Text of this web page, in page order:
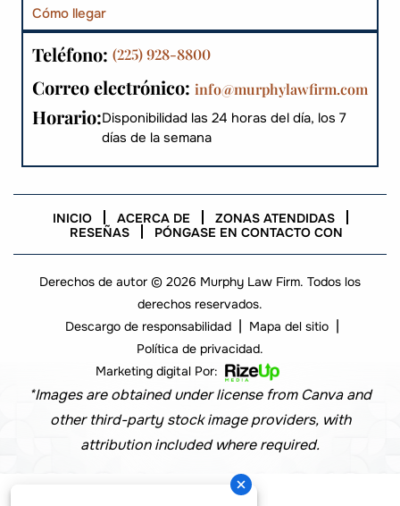
Cómo llegar
Teléfono: (225) 928-8800
Correo electrónico: info@murphylawfirm.com
Horario:Disponibilidad las 24 horas del día, los 7
días de la semana
INICIO ACERCA DE
ZONAS ATENDIDAS
RESEÑAS
PÓNGASE EN CONTACTO CON
Derechos de autor © 2026 Murphy Law Firm. Todos los
derechos reservados.
Descargo de responsabilidad | Mapa del sitio |
Política de privacidad.
Marketing digital Por:
*Images are obtained under license from Canva and
other third-party stock image providers, with
attribution included where required.